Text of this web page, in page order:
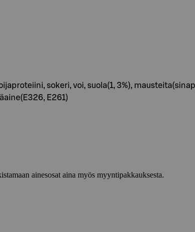
sokeri, voi, suola(1, 3%),
E261)
ainesosat aina myös myyntipakkauksesta.